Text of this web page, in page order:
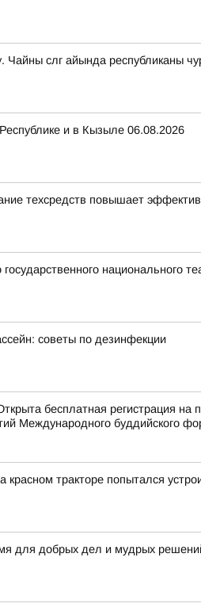
Чайны слг айында республиканы
и в Кызыле 06.08.2026
техсредств повышает
государственного
советы по дезинфекции
бесплатная регистрация
Международного буддийского
красном тракторе попытался
для добрых дел и мудрых